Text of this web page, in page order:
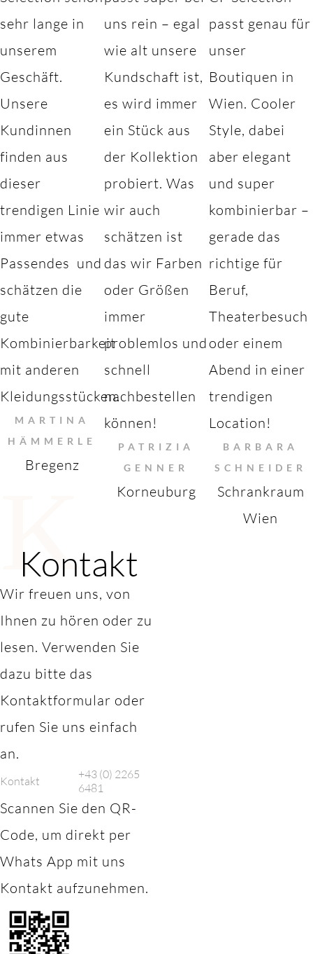
sehr lange in
unserem
Geschäft.
Unsere
Kundinnen
finden aus
dieser
trendigen Linie
immer etwas
Passendes und
schätzen die
gute
Kombinierbarkeit
mit anderen
Kleidungsstücken.
MARTINA
HÄMMERLE
Bregenz
uns rein – egal
wie alt unsere
Kundschaft ist,
es wird immer
ein Stück aus
der Kollektion
probiert. Was
wir auch
schätzen ist
das wir Farben
oder Größen
immer
problemlos und
schnell
nachbestellen
können!
PATRIZIA
GENNER
Korneuburg
passt genau für
unser
Boutiquen in
Wien. Cooler
Style, dabei
aber elegant
und super
kombinierbar –
gerade das
richtige für
Beruf,
Theaterbesuch
oder einem
Abend in einer
trendigen
Location!
BARBARA
SCHNEIDER
Schrankraum
Wien
K
Kontakt
Wir freuen uns, von
Ihnen zu hören oder zu
lesen. Verwenden Sie
dazu bitte das
Kontaktformular oder
rufen Sie uns einfach
an.
Kontakt
+43 (0) 2265
6481
Scannen Sie den QR-
Code, um direkt per
Whats App mit uns
Kontakt aufzunehmen.